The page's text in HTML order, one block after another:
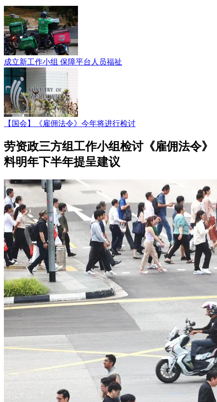
成立新工作小组 保障平台人员福祉
【国会】《雇佣法令》今年将进行检讨
劳资政三方组工作小组检讨《雇佣法令》
料明年下半年提呈建议